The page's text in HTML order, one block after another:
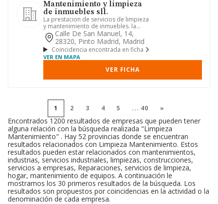
Mantenimiento y limpieza
de inmuebles sll.
La prestacion de servicios de limpieza
y mantenimiento de inmuebles. la
prestacion de servicios de ...
Calle De San Manuel, 14,
28320, Pinto Madrid, Madrid
Coincidencia encontrada en ficha
VER EN MAPA
VER FICHA
1 2 3 4 5 ... 40 »
Encontrados 1200 resultados de empresas que pueden tener
alguna relación con la búsqueda realizada "Limpieza
Mantenimiento" . Hay 52 provincias donde se encuentran
resultados relacionados con Limpieza Mantenimiento. Estos
resultados pueden estar relacionados con mantenimientos,
industrias, servicios industriales, limpiezas, construcciones,
servicios a empresas, Reparaciones, servicios de limpieza,
hogar, mantenimiento de equipos. A continuación le
mostramos los 30 primeros resultados de la búsqueda. Los
resultados son propuestos por coincidencias en la actividad o la
denominación de cada empresa.